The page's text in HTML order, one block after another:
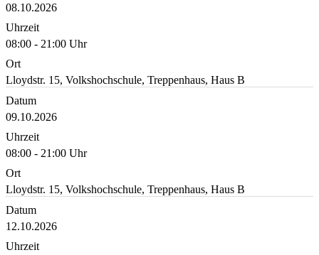
08.10.2026
Uhrzeit
08:00 - 21:00 Uhr
Ort
Lloydstr. 15, Volkshochschule, Treppenhaus, Haus B
Datum
09.10.2026
Uhrzeit
08:00 - 21:00 Uhr
Ort
Lloydstr. 15, Volkshochschule, Treppenhaus, Haus B
Datum
12.10.2026
Uhrzeit